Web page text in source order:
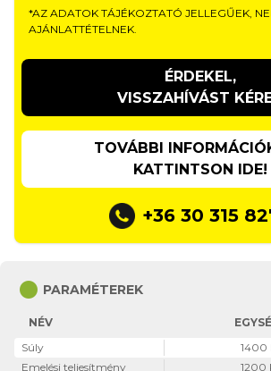
*AZ ADATOK TÁJÉKOZTATÓ JELLEGŰEK,
AJÁNLATTÉTELNEK.
ÉRDEKEL,
VISSZAHÍVÁST
TOVÁBBI
KATTINTSON IDE!
+36 30 315
circle PARAMÉTEREK
NÉV
Súly
1400
Emelési teljesítmény
1200